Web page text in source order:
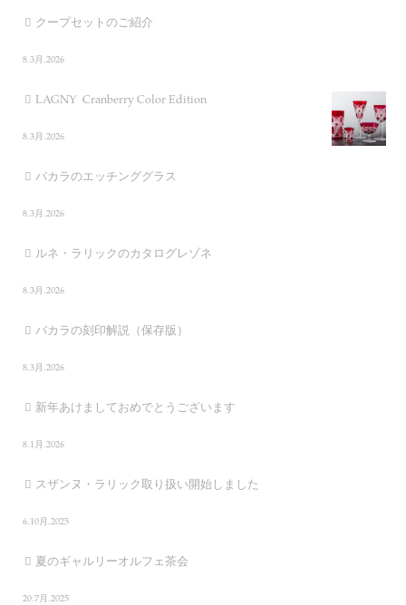
クープセットのご紹介
8.3月.2026
LAGNY Cranberry Color Edition
8.3月.2026
バカラのエッチンググラス
8.3月.2026
ルネ・ラリックのカタログレゾネ
8.3月.2026
バカラの刻印解説（保存版）
8.3月.2026
新年あけましておめでとうございます
8.1月.2026
スザンヌ・ラリック取り扱い開始しました
6.10月.2025
夏のギャルリーオルフェ茶会
20.7月.2025